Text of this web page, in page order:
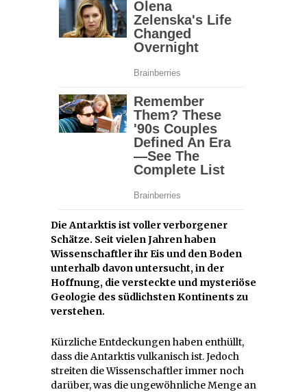
Die Antarktis ist voller verborgener
Schätze. Seit vielen Jahren haben
Wissenschaftler ihr Eis und den Boden
unterhalb davon untersucht, in der
Hoffnung, die versteckte und mysteriöse
Geologie des südlichsten Kontinents zu
verstehen.
Kürzliche Entdeckungen haben enthüllt,
dass die Antarktis vulkanisch ist. Jedoch
streiten die Wissenschaftler immer noch
darüber, was die ungewöhnliche Menge an